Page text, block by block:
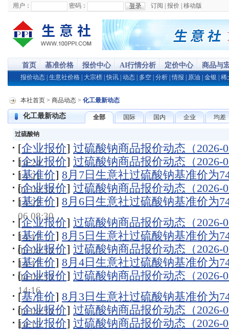
用户： 密码： 订阅 报价 移动版
首页 基准价格 报价中心 AI行情分析 定价中心 商品与
报价动态 生意社价格 大宗榜 |快讯 动态 多空 分析 |情报 原油 金银 稀
本社首页 > 商品动态 > 化工最新动态
化工最新动态 全部 国际 国内 企业 均差
过硫酸钠
[企业报价] 过硫酸钠商品报价动态（2026-
14:24
[企业报价] 过硫酸钠商品报价动态（2026-
14:21
[基准价] 8月7日生意社过硫酸钠基准价为
07 08:30
[企业报价] 过硫酸钠商品报价动态（2026-
14:22
[基准价] 8月6日生意社过硫酸钠基准价为
06 08:30
[企业报价] 过硫酸钠商品报价动态（2026-
14:17
[基准价] 8月5日生意社过硫酸钠基准价为
05 08:30
[企业报价] 过硫酸钠商品报价动态（2026-
14:17
[基准价] 8月4日生意社过硫酸钠基准价为
04 08:30
[企业报价] 过硫酸钠商品报价动态（2026-
14:16
[基准价] 8月3日生意社过硫酸钠基准价为
03 08:30
[企业报价] 过硫酸钠商品报价动态（2026-
14:15
[企业报价] 过硫酸钠商品报价动态（2026-